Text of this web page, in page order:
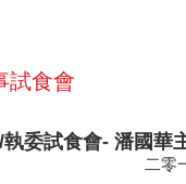
試食會
委試食會- 潘國華
二零